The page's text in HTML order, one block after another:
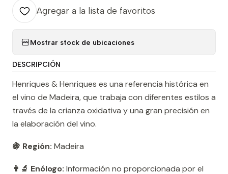
Agregar a la lista de favoritos
Mostrar stock de ubicaciones
DESCRIPCIÓN
Henriques & Henriques es una referencia histórica en
el vino de Madeira, que trabaja con diferentes estilos a
través de la crianza oxidativa y una gran precisión en
la elaboración del vino.
🍇 Región: Madeira
👨‍🔬 Enólogo: Información no proporcionada por el